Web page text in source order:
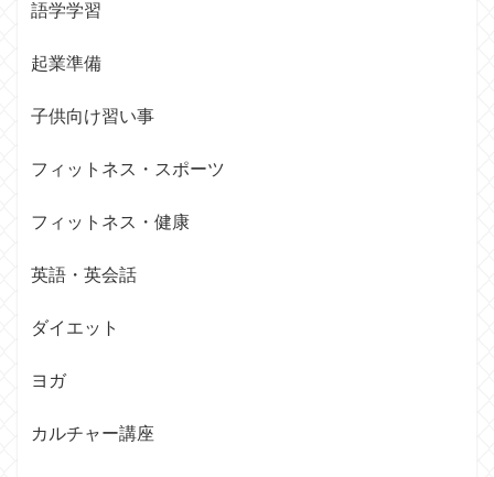
語学学習
起業準備
子供向け習い事
フィットネス・スポーツ
フィットネス・健康
英語・英会話
ダイエット
ヨガ
カルチャー講座